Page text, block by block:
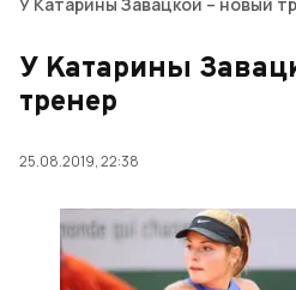
У Катарины
тренер
25.08.2019, 22:38